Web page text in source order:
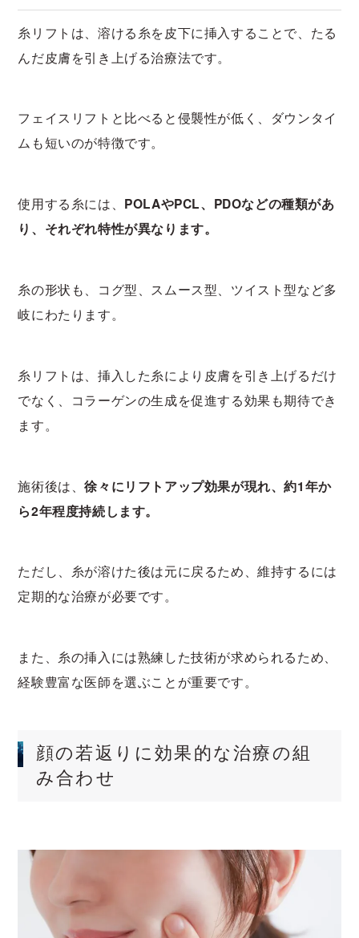
糸リフトは、溶ける糸を皮下に挿入することで、たる
んだ皮膚を引き上げる治療法です。
フェイスリフトと比べると侵襲性が低く、ダウンタイ
ムも短いのが特徴です。
使用する糸には、 POLAやPCL、PDOなどの種類があ
り、それぞれ特性が異なります。
糸の形状も、コグ型、スムース型、ツイスト型など多
岐にわたります。
糸リフトは、挿入した糸により皮膚を引き上げるだけ
でなく、コラーゲンの生成を促進する効果も期待でき
ます。
施術後は、徐々にリフトアップ効果が現れ、約1年か
ら2年程度持続します。
ただし、糸が溶けた後は元に戻るため、維持するには
定期的な治療が必要です。
また、糸の挿入には熟練した技術が求められるため、
経験豊富な医師を選ぶことが重要です。
顔の若返りに効果的な治療の組
み合わせ